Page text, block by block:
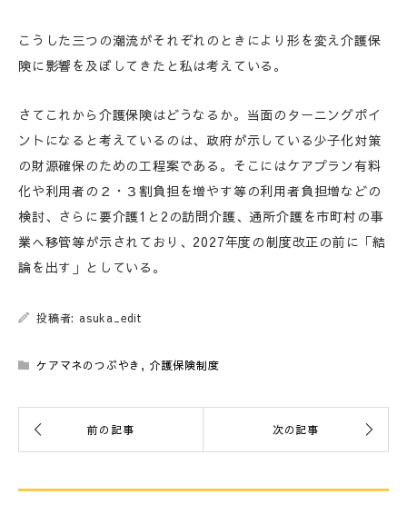
こうした三つの潮流がそれぞれのときにより形を変え介護保
険に影響を及ぼしてきたと私は考えている。
さてこれから介護保険はどうなるか。当面のターニングポイ
ントになると考えているのは、政府が示している少子化対策
の財源確保のための工程案である。そこにはケアプラン有料
化や利用者の２・３割負担を増やす等の利用者負担増などの
検討、さらに要介護1と2の訪問介護、通所介護を市町村の事
業へ移管等が示されており、2027年度の制度改正の前に「結
論を出す」としている。
投稿者: asuka_edit
ケアマネのつぶやき , 介護保険制度